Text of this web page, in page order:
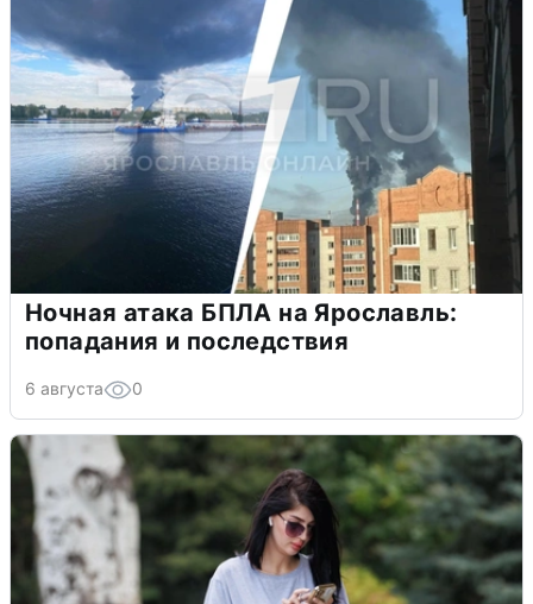
Ночная атака БПЛА на Ярославль:
попадания и последствия
6 августа 0